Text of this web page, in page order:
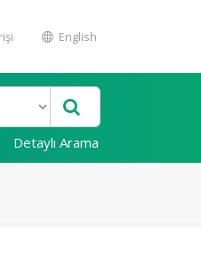
English
Detaylı Arama